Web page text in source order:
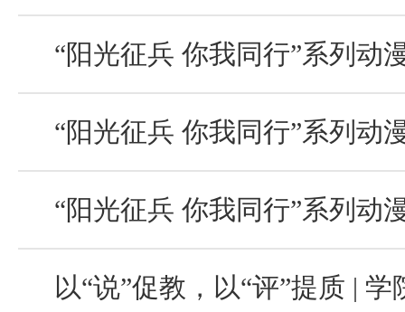
“阳光征兵 你我同行”系列动漫短视频
“阳光征兵 你我同行”系列动漫短视频
“阳光征兵 你我同行”系列动
以“说”促教，以“评”提质 | 学院“说专业”专